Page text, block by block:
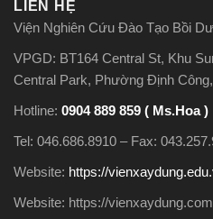
LIÊN HỆ
Viện Nghiên Cứu Đào Tạo Bồi
VPGD: BT164 Central St, Khu
Central Park, Phường Định
Hotline: 0904 889 859 ( Ms.Hoa )
Tel: 046.686.8910 – Fax:
Website: https://
Website: https://